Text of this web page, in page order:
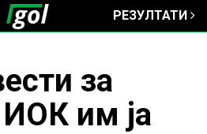
РЕЗУЛТАТИ
за
ИОК им ја